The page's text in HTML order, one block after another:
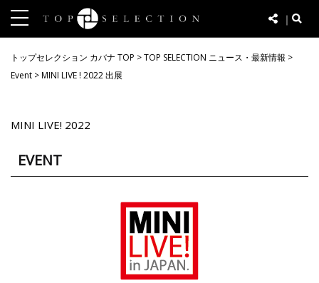
t
g
g
n
a
v
｜
トップセレクション カバナ TOP >TOP SELECTION ニュース・最新情報 >
Event >MINI LIVE ! 2022 出展
MINI LIVE! 2022
EVENT